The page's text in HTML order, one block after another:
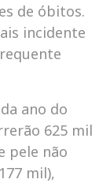
de óbitos.
incidente
ano do
625 mil
pele não
mil),